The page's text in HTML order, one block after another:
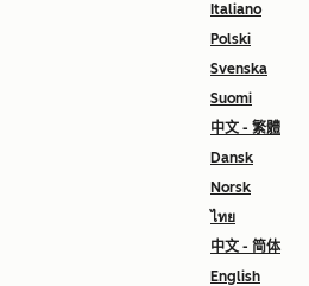
Italiano
Polski
Svenska
Suomi
中文 - 繁體
Dansk
Norsk
ไทย
中文 - 简体
English